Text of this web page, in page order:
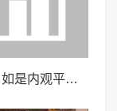
封面人物 如是内观平台：以科学实证，践行 “天下无医” 使命